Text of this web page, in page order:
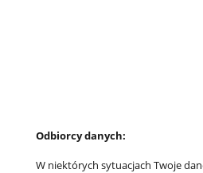
Odbiorcy danych:
W niektórych sytuacjach Twoje